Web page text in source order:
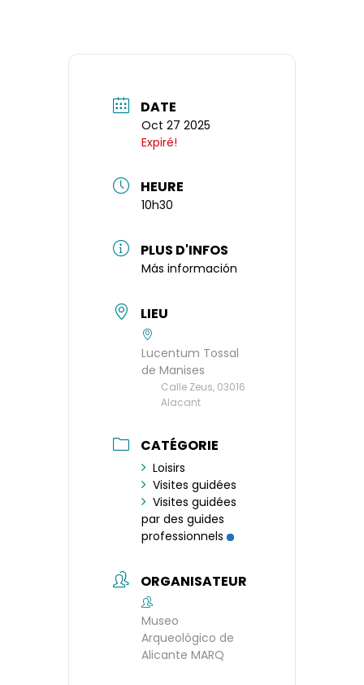
DATE
Oct 27 2025
Expiré!
HEURE
10h30
PLUS D'INFOS
Más información
LIEU
Lucentum Tossal
de Manises
Calle Zeus, 03016
Alacant
CATÉGORIE
Loisirs
Visites guidées
Visites guidées
par des guides
professionnels
ORGANISATEUR
Museo
Arqueológico de
Alicante MARQ